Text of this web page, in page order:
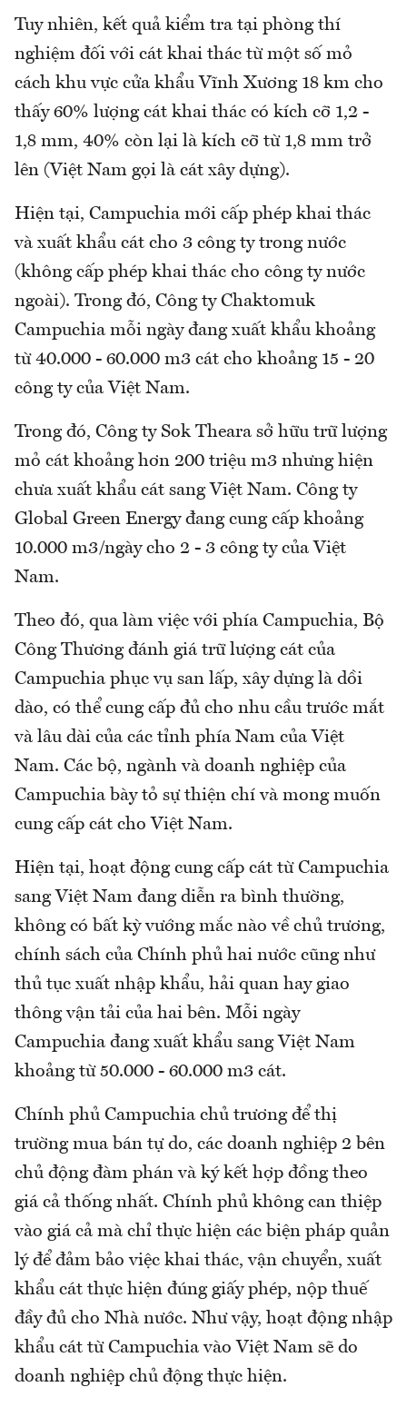
Tuy nhiên, kết quả kiểm tra tại phòng thí
nghiệm đối với cát khai thác từ một số mỏ
cách khu vực cửa khẩu Vĩnh Xương 18 km cho
thấy 60% lượng cát khai thác có kích cỡ 1,2 -
1,8 mm, 40% còn lại là kích cỡ từ 1,8 mm trở
lên (Việt Nam gọi là cát xây dựng).
Hiện tại, Campuchia mới cấp phép khai thác
và xuất khẩu cát cho 3 công ty trong nước
(không cấp phép khai thác cho công ty nước
ngoài). Trong đó, Công ty Chaktomuk
Campuchia mỗi ngày đang xuất khẩu khoảng
từ 40.000 - 60.000 m3 cát cho khoảng 15 - 20
công ty của Việt Nam.
Trong đó, Công ty Sok Theara sở hữu trữ lượng
mỏ cát khoảng hơn 200 triệu m3 nhưng hiện
chưa xuất khẩu cát sang Việt Nam. Công ty
Global Green Energy đang cung cấp khoảng
10.000 m3/ngày cho 2 - 3 công ty của Việt
Nam.
Theo đó, qua làm việc với phía Campuchia, Bộ
Công Thương đánh giá trữ lượng cát của
Campuchia phục vụ san lấp, xây dựng là dồi
dào, có thể cung cấp đủ cho nhu cầu trước mắt
và lâu dài của các tỉnh phía Nam của Việt
Nam. Các bộ, ngành và doanh nghiệp của
Campuchia bày tỏ sự thiện chí và mong muốn
cung cấp cát cho Việt Nam.
Hiện tại, hoạt động cung cấp cát từ Campuchia
sang Việt Nam đang diễn ra bình thường,
không có bất kỳ vướng mắc nào về chủ trương,
chính sách của Chính phủ hai nước cũng như
thủ tục xuất nhập khẩu, hải quan hay giao
thông vận tải của hai bên. Mỗi ngày
Campuchia đang xuất khẩu sang Việt Nam
khoảng từ 50.000 - 60.000 m3 cát.
Chính phủ Campuchia chủ trương để thị
trường mua bán tự do, các doanh nghiệp 2 bên
chủ động đàm phán và ký kết hợp đồng theo
giá cả thống nhất. Chính phủ không can thiệp
vào giá cả mà chỉ thực hiện các biện pháp quản
lý để đảm bảo việc khai thác, vận chuyển, xuất
khẩu cát thực hiện đúng giấy phép, nộp thuế
đầy đủ cho Nhà nước. Như vậy, hoạt động nhập
khẩu cát từ Campuchia vào Việt Nam sẽ do
doanh nghiệp chủ động thực hiện.